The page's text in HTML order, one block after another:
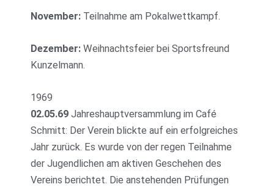
November: Teilnahme am Pokalwettkampf.
Dezember: Weihnachtsfeier bei Sportsfreund
Kunzelmann.
1969
02.05.69 Jahreshauptversammlung im Café
Schmitt: Der Verein blickte auf ein erfolgreiches
Jahr zurück. Es wurde von der regen Teilnahme
der Jugendlichen am aktiven Geschehen des
Vereins berichtet. Die anstehenden Prüfungen